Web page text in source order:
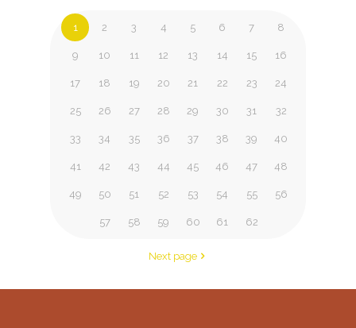
1 2 3 4 5 6 7 8
9 10 11 12 13 14 15 16
17 18 19 20 21 22 23 24
25 26 27 28 29 30 31 32
33 34 35 36 37 38 39 40
41 42 43 44 45 46 47 48
49 50 51 52 53 54 55 56
57 58 59 60 61 62
Next page